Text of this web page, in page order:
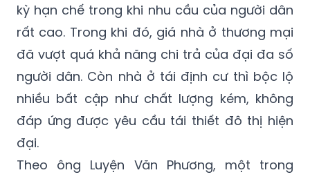
kỳ hạn chế trong khi nhu cầu của người dân
rất cao. Trong khi đó, giá nhà ở thương mại
đã vượt quá khả năng chi trả của đại đa số
người dân. Còn nhà ở tái định cư thì bộc lộ
nhiều bất cập như chất lượng kém, không
đáp ứng được yêu cầu tái thiết đô thị hiện
đại.
Theo ông Luyện Văn Phương, một trong